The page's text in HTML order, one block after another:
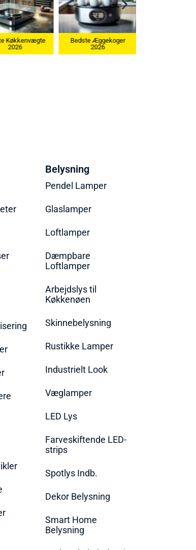
Æggekoger
2026
Bedste Ismaskine 2026
Belysning
Pendel Lamper
Glaslamper
Loftlamper
Dæmpbare
Loftlamper
Arbejdslys til
Køkkenøen
Skinnebelysning
Rustikke Lamper
Industrielt Look
Væglamper
LED Lys
Farveskiftende LED-
strips
Spotlys Indb.
Dekor Belysning
Smart Home
Belysning